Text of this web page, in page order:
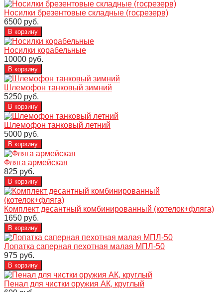
Носилки брезентовые складные (госрезерв)
6500 руб.
Носилки корабельные
10000 руб.
Шлемофон танковый зимний
5250 руб.
Шлемофон танковый летний
5000 руб.
Фляга армейская
825 руб.
Комплект десантный комбинированный (котелок+фляга)
1650 руб.
Лопатка саперная пехотная малая МПЛ-50
975 руб.
Пенал для чистки оружия АК, круглый